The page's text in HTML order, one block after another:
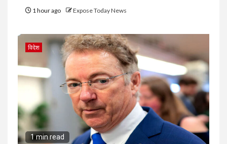
1 hour ago Expose Today News
विदेश
1 min read